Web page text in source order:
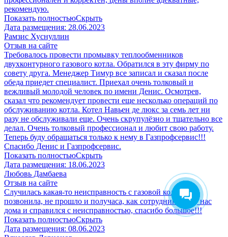
рекомендую.
Показать полностьюСкрыть
Дата размещения: 28.06.2023
Рамзис Хуснуллин
Отзыв на сайте
Требовалось провести промывку теплообменников
двухконтурного газового котла. Обратился в эту фирму по
совету друга. Менеджер Тимур все записал и сказал после
обеда приедет специалист. Приехал очень толковый и
вежливый молодой человек по имени Денис. Осмотрев,
сказал что рекомендует провести еще несколько операций по
обслуживанию котла. Котел Навьен де люкс за семь лет ни
разу не обслуживали еще. Очень скрупулёзно и тщательно все
делал. Очень толковый профессионал и любит свою работу.
Теперь буду обращаться только к нему в Газпрофсервис!!!
Спасибо Денис и Газпрофсервис.
Показать полностьюСкрыть
Дата размещения: 18.06.2023
Любовь Дамбаева
Отзыв на сайте
Случилась какая-то неисправность с газовой колонкой,
позвонила, не прошло и получаса, как сотрудник был у нас
дома и справился с неисправностью, спасибо большое!!!
Показать полностьюСкрыть
Дата размещения: 08.06.2023